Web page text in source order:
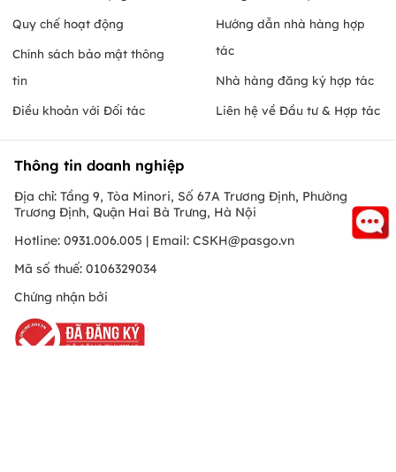
Quy chế hoạt động
Chính sách bảo mật thông
tin
Điều khoản với Đối tác
Hướng dẫn nhà hàng hợp
tác
Nhà hàng đăng ký hợp tác
Liên hệ về Đầu tư & Hợp tác
Thông tin doanh nghiệp
Địa chỉ: Tầng 9, Tòa Minori, Số 67A Trương Định, Phường
Trương Định, Quận Hai Bà Trưng, Hà Nội
Hotline: 0931.006.005 | Email: CSKH@pasgo.vn
Mã số thuế: 0106329034
Chứng nhận bởi